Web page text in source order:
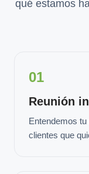
qué estamos
01
Reunión
Entendemos
clientes que